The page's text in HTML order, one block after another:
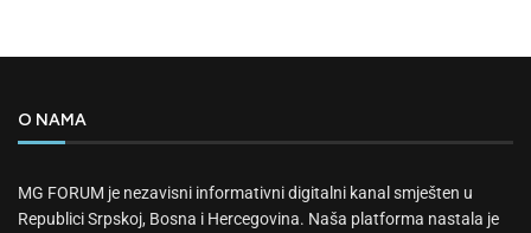
O NAMA
MG FORUM je nezavisni informativni digitalni kanal smješten u
Republici Srpskoj, Bosna i Hercegovina. Naša platforma nastala je